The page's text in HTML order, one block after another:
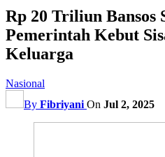
Rp 20 Triliun Bansos
Pemerintah Kebut
Keluarga
Nasional
By Fibriyani On Jul 2, 2025